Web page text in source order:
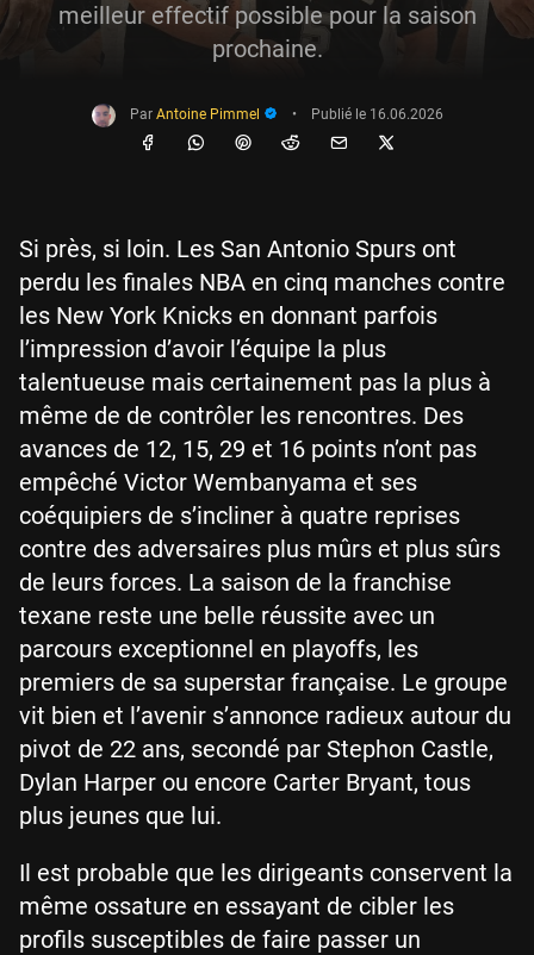
meilleur effectif possible pour la saison
prochaine.
Par Antoine Pimmel • Publié le 16.06.2026
Si près, si loin. Les San Antonio Spurs ont
perdu les finales NBA en cinq manches contre
les New York Knicks en donnant parfois
l’impression d’avoir l’équipe la plus
talentueuse mais certainement pas la plus à
même de de contrôler les rencontres. Des
avances de 12, 15, 29 et 16 points n’ont pas
empêché Victor Wembanyama et ses
coéquipiers de s’incliner à quatre reprises
contre des adversaires plus mûrs et plus sûrs
de leurs forces. La saison de la franchise
texane reste une belle réussite avec un
parcours exceptionnel en playoffs, les
premiers de sa superstar française. Le groupe
vit bien et l’avenir s’annonce radieux autour du
pivot de 22 ans, secondé par Stephon Castle,
Dylan Harper ou encore Carter Bryant, tous
plus jeunes que lui.
Il est probable que les dirigeants conservent la
même ossature en essayant de cibler les
profils susceptibles de faire passer un